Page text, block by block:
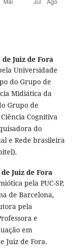
Juiz de Fora
Universidade
do Grupo de
Midiática da
Grupo de
Cognitiva
do
e Rede brasileira
Juiz de Fora
pela PUC-SP,
de Barcelona,
pela
e
em
Juiz de Fora.